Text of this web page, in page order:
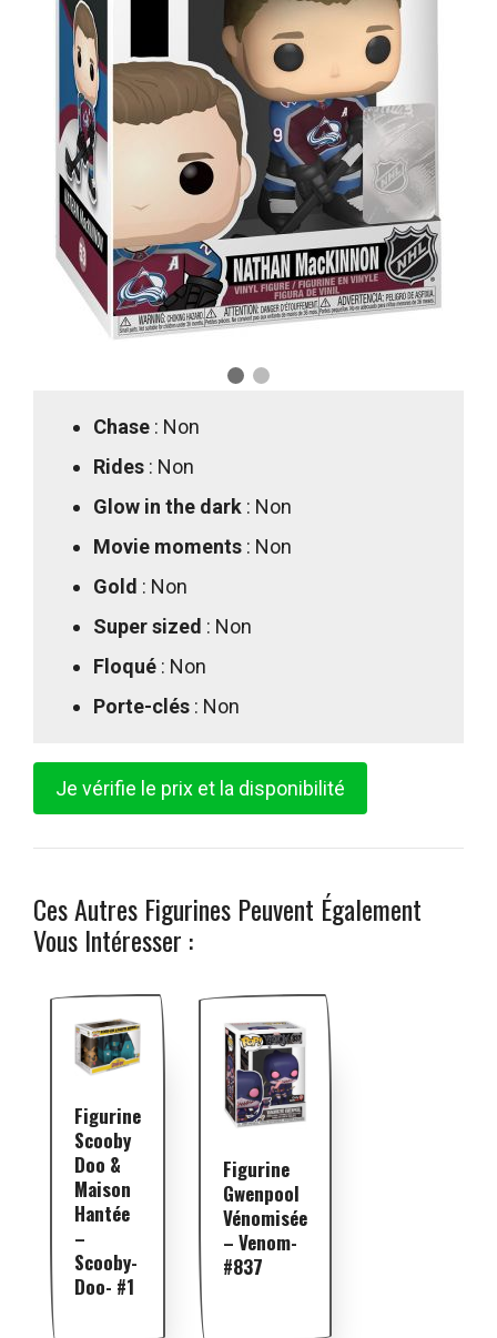
Chase : Non
Rides : Non
Glow in the dark : Non
Movie moments : Non
Gold : Non
Super sized : Non
Floqué : Non
Porte-clés : Non
Je vérifie le prix et la disponibilité
Ces Autres Figurines Peuvent Également
Vous Intéresser :
Figurine
Scooby
Doo &
Maison
Hantée
–
Scooby-
Doo- #1
Figurine
Gwenpool
Vénomisée
– Venom-
#837